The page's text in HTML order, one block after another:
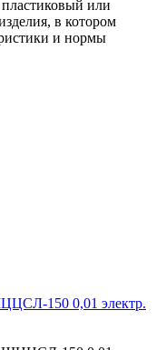
или
в котором
и нормы
150 0,01 электр.